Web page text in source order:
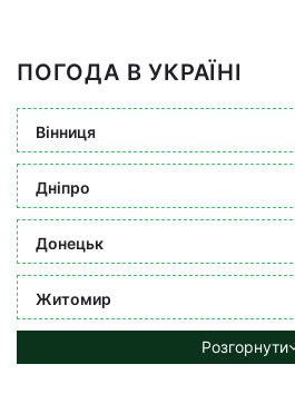
ПОГОДА В УКРАЇНІ
Вінниця
Дніпро
Донецьк
Житомир
Розгорнути